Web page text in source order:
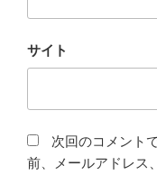
サイト
次回のコメント
前、メールアドレス